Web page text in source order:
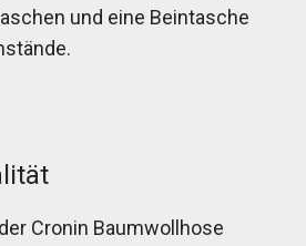
und eine Beintasche
Cronin Baumwollhose